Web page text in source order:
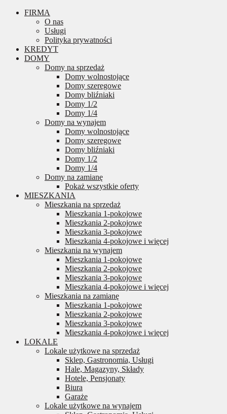
FIRMA
O nas
Usługi
Polityka prywatności
KREDYT
DOMY
Domy na sprzedaż
Domy wolnostojące
Domy szeregowe
Domy bliźniaki
Domy 1/2
Domy 1/4
Domy na wynajem
Domy wolnostojące
Domy szeregowe
Domy bliźniaki
Domy 1/2
Domy 1/4
Domy na zamianę
Pokaż wszystkie oferty
MIESZKANIA
Mieszkania na sprzedaż
Mieszkania 1-pokojowe
Mieszkania 2-pokojowe
Mieszkania 3-pokojowe
Mieszkania 4-pokojowe i więcej
Mieszkania na wynajem
Mieszkania 1-pokojowe
Mieszkania 2-pokojowe
Mieszkania 3-pokojowe
Mieszkania 4-pokojowe i więcej
Mieszkania na zamianę
Mieszkania 1-pokojowe
Mieszkania 2-pokojowe
Mieszkania 3-pokojowe
Mieszkania 4-pokojowe i więcej
LOKALE
Lokale użytkowe na sprzedaż
Sklep, Gastronomia, Usługi
Hale, Magazyny, Składy
Hotele, Pensjonaty
Biura
Garaże
Lokale użytkowe na wynajem